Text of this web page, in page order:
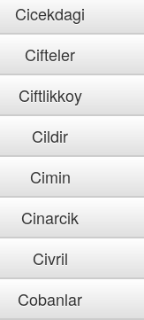
Cicekdagi
Cifteler
Ciftlikkoy
Cildir
Cimin
Cinarcik
Civril
Cobanlar